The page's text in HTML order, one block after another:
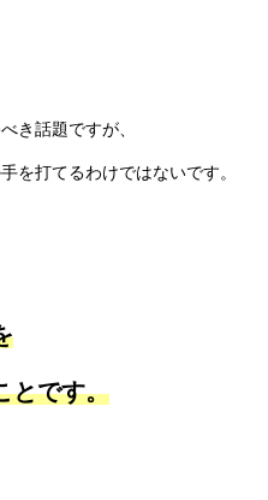
き話題ですが、
を打てるわけではないです。
とです。